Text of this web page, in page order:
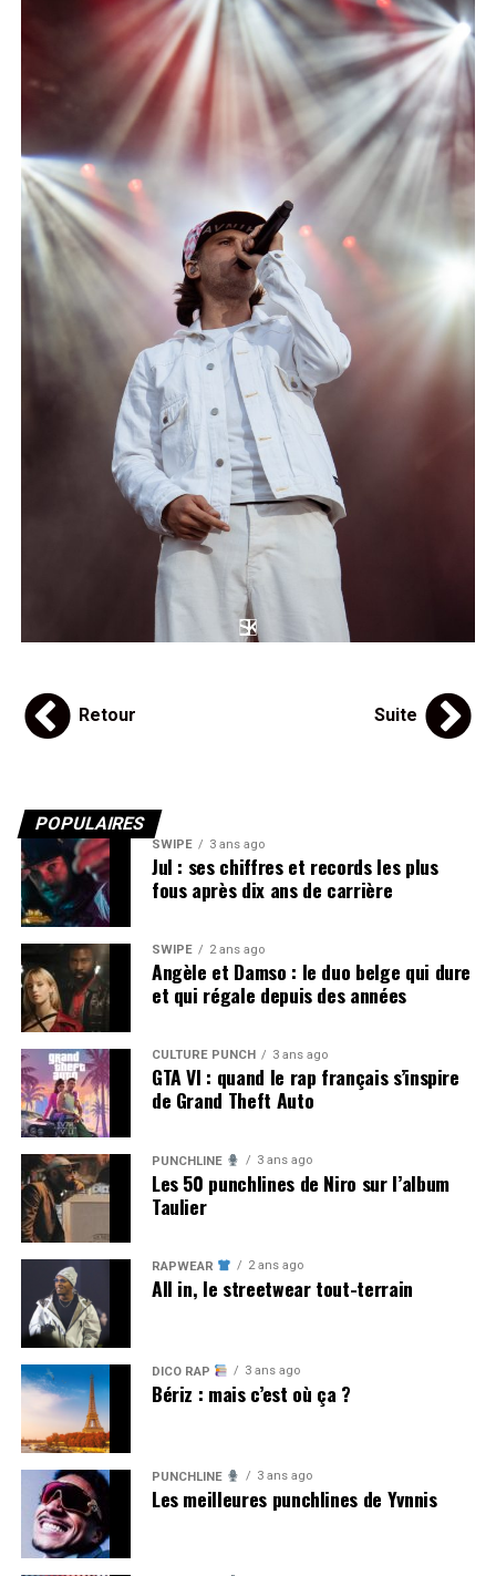
Retour Suite
POPULAIRES
SWIPE 3 ans ago
Jul : ses chiffres et records les plus
fous après dix ans de carrière
SWIPE 2 ans ago
Angèle et Damso : le duo belge qui dure
et qui régale depuis des années
CULTURE PUNCH 3 ans ago
GTA VI : quand le rap français s’inspire
de Grand Theft Auto
PUNCHLINE 3 ans ago
Les 50 punchlines de Niro sur l’album
Taulier
RAPWEAR 2 ans ago
All in, le streetwear tout-terrain
DICO RAP 3 ans ago
Bériz : mais c’est où ça ?
PUNCHLINE 3 ans ago
Les meilleures punchlines de Yvnnis